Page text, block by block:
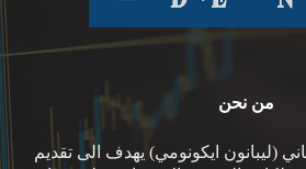
من نحن
(ليبانون ايكونومي) يهدف الى تقديم